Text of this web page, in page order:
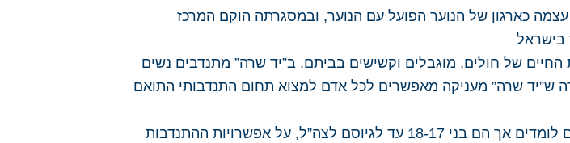
עצמה כארגון של הנוער הפועל עם הנוער, ובמסגרתה הוקם המרכז
בישראל
החיים של חולים, מוגבלים וקשישים בביתם. ב”יד שרה” מתנדבים נשים
ש”יד שרה” מעניקה מאפשרים לכל אדם למצוא תחום התנדבותי התואם
מידע לבני נוער, הלומדים בכיתות יא’-יב’ או שאינם לומדים אך הם בני 18-17 עד לגיוסם לצה”ל, על אפשרויות ההתנדבות